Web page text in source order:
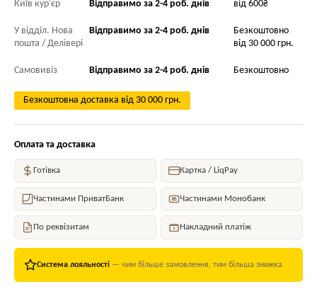
Київ кур'єр Відправимо за 2-4 роб. днів від 600₴
У відділ. Нова
пошта / Делівері
Відправимо за 2-4 роб. днів
Безкоштовно
від 30 000 грн.
Самовивіз Відправимо за 2-4 роб. днів Безкоштовно
Безкоштовна доставка від 30 000 грн.
Оплата та доставка
Готівка Картка / LiqPay
Частинами ПриватБанк Частинами Монобанк
По реквізитам Накладний платіж
Система лояльності — чим більше замовлення, тим більша знижка